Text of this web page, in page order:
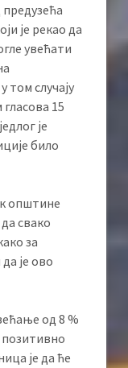
је рекао да
увећати
том случају
15
је
било
општине
свако
за
је ово
од 8 %
позитивно
је да ће